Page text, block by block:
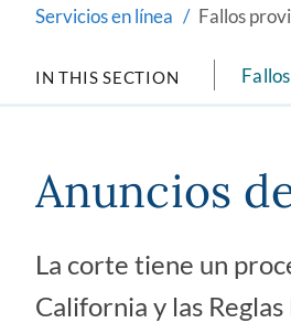
Servicios en línea Fallos
IN THIS SECTION
Anuncios
La corte tiene un
California y las